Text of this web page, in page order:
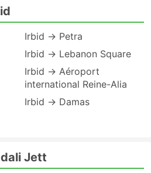
Irbid → Petra
Irbid → Lebanon Square
Irbid → Aéroport
international Reine-Alia
Irbid → Damas
Jett